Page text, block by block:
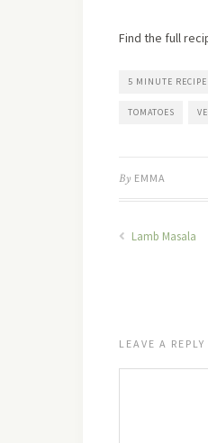
Find the full
5 MINUTE RECIPE
TOMATOES
By EMMA
Lamb Masala
LEAVE A REPLY